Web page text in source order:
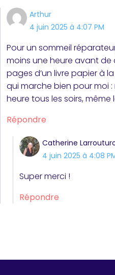
Arthur
4 juin 2025 à 4:07 PM
Pour un sommeil
moins une heure avant de
pages d’un livre papier à
qui marche bien pour moi
heure tous les soirs, même
Répondre
Catherine
4 juin 2025 à 4:08
Super merci !
Répondre